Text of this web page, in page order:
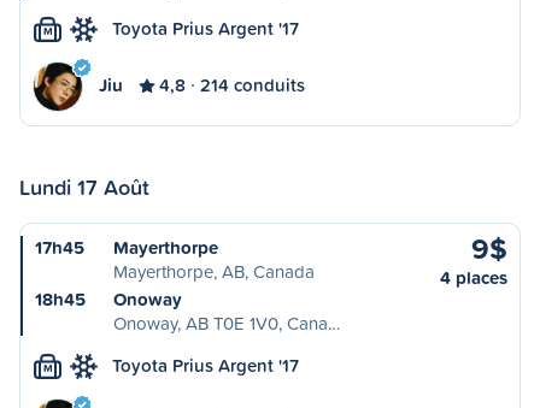
M Toyota Prius Argent '17
Jiu 4,8 214 conduits
Lundi 17 Août
17h45
Mayerthorpe
Mayerthorpe, AB, Canada
18h45
Onoway
Onoway, AB T0E 1V0, Cana…
9$
4 places
M Toyota Prius Argent '17